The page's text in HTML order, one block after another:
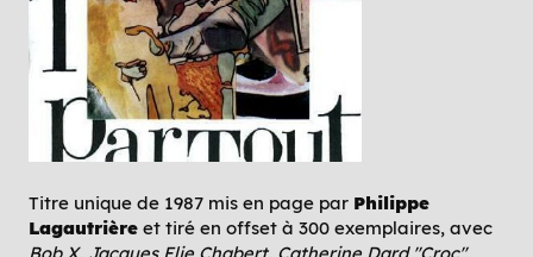
Titre unique de 1987 mis en page par Philippe
Lagautrière et tiré en offset à 300 exemplaires, avec